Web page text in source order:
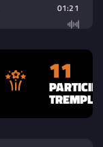
01:21
43:17
11